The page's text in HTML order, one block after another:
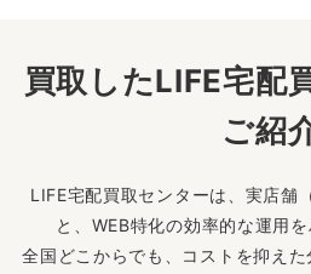
買取したLIFE宅配
ご紹
LIFE宅配買取センターは、実店舗
と、WEB特化の効率的な運用を
全国どこからでも、コストを抑え